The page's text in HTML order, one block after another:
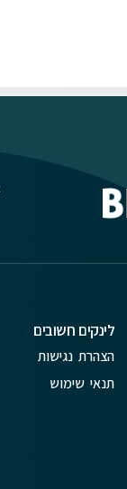
לינקים חשובים
הצהרת נגישות
תנאי שימוש